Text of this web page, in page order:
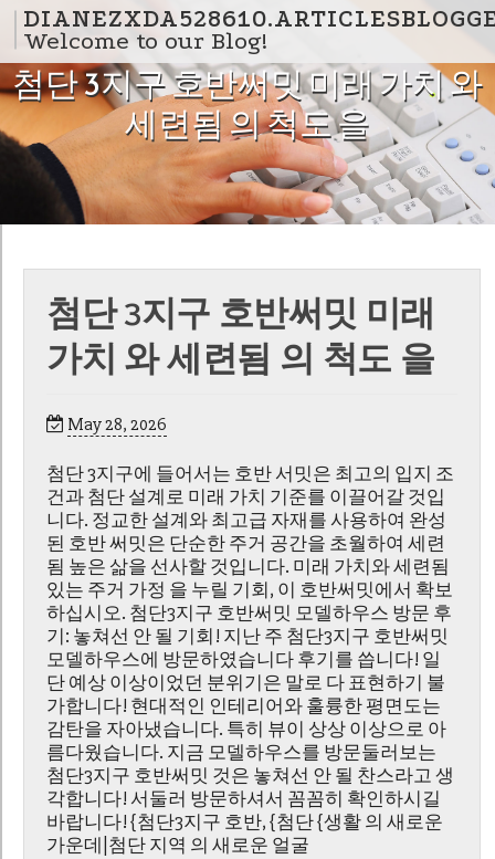
Skip to content
Welcome to our Blog!
첨단 3지구 호반써밋 미래 가치 와
세련됨 의 척도 을
첨단 3지구 호반써밋 미래
가치 와 세련됨 의 척도 을
May 28, 2026
첨단 3지구에 들어서는 호반 서밋은 최고의 입지 조
건과 첨단 설계로 미래 가치 기준를 이끌어갈 것입
니다. 정교한 설계와 최고급 자재를 사용하여 완성
된 호반 써밋은 단순한 주거 공간을 초월하여 세련
됨 높은 삶을 선사할 것입니다. 미래 가치와 세련됨
있는 주거 가정 을 누릴 기회, 이 호반써밋에서 확보
하십시오. 첨단3지구 호반써밋 모델하우스 방문 후
기: 놓쳐선 안 될 기회! 지난 주 첨단3지구 호반써밋
모델하우스에 방문하였습니다 후기를 씁니다! 일
단 예상 이상이었던 분위기은 말로 다 표현하기 불
가합니다! 현대적인 인테리어와 훌륭한 평면도는
감탄을 자아냈습니다. 특히 뷰이 상상 이상으로 아
름다웠습니다. 지금 모델하우스를 방문둘러보는
첨단3지구 호반써밋 것은 놓쳐선 안 될 찬스라고 생
각합니다! 서둘러 방문하셔서 꼼꼼히 확인하시길
바랍니다! {첨단3지구 호반, {첨단 {생활 의 새로운
가운데|첨단 지역 의 새로운 얼굴